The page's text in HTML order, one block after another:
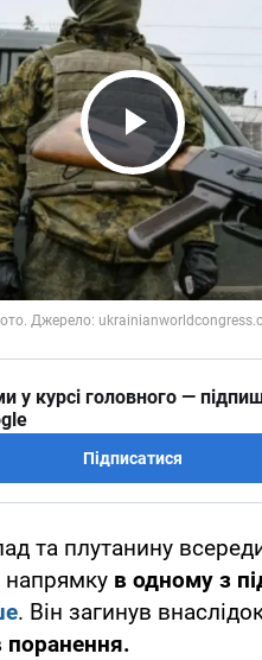
Play
у курсі головного —
Підписатися
та плутанину
напрямку в одному з
. Він загинув
поранення.